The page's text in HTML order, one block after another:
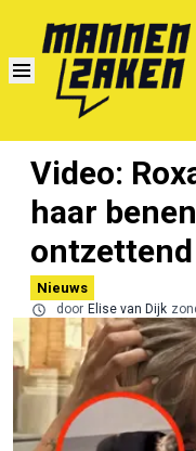
Video:
haar
Nieuws
door Elise van Dijk